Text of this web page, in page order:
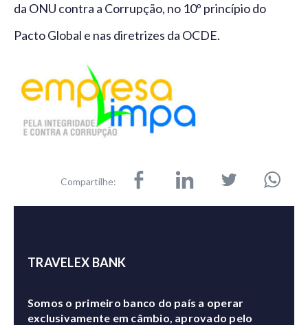
da ONU contra a Corrupção, no 10º princípio do
Pacto Global e nas diretrizes da OCDE.
Compartilhe:
TRAVELEX BANK
Somos o primeiro banco do país a operar
exclusivamente em câmbio, aprovado pelo